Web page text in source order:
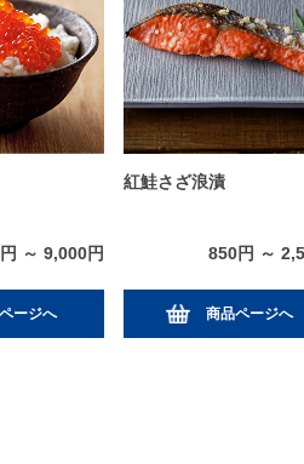
～ 9,000円
ージへ
紅鮭さざ浪漬
850円 ～
商品ページへ